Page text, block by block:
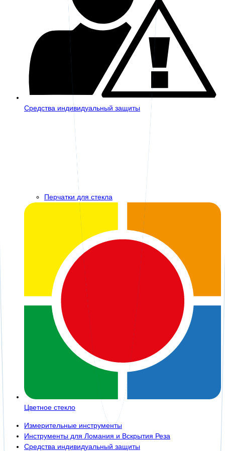
Средства индивидуальный защиты
Перчатки для стекла
Цветное стекло
Измерительные инструменты
Инструменты для Ломания и Вскрытия Реза
Средства индивидуальный защиты